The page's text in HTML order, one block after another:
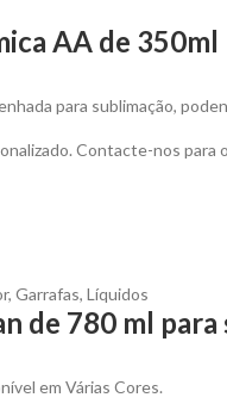
AA de
para sublimação,
Contacte-nos
, Garrafas, Líquidos
de 780 ml para
em Várias Cores.